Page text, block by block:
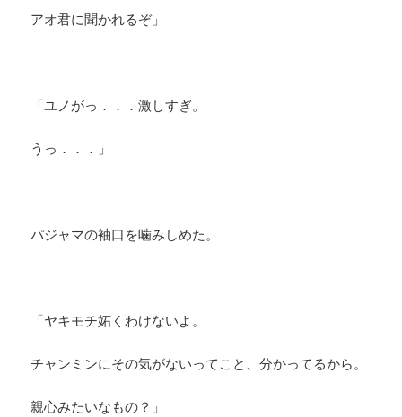
アオ君に聞かれるぞ」
「ユノがっ．．．激しすぎ。
うっ．．．」
パジャマの袖口を噛みしめた。
「ヤキモチ妬くわけないよ。
チャンミンにその気がないってこと、分かってるから。
親心みたいなもの？」